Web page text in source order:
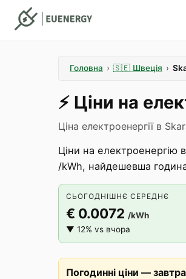
Головна › 🇸🇪 Швеція ›
⚡️ Ціни на
Ціна електроенергії в
Ціни на електроенергію в
/kWh, найдешевша
СЬОГОДНІШНЄ СЕРЕДНЄ
€ 0.0072 /kWh
▼ 12% vs вчора
Погодинні ціни — завтра